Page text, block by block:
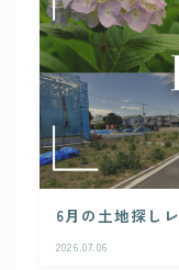
6月の土地探し
2026.07.06